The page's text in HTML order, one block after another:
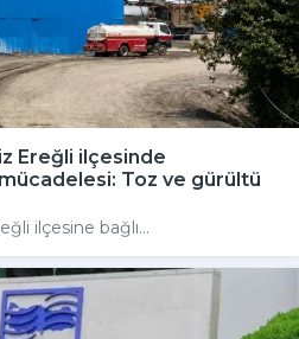
Ereğli ilçesinde
Toz ve gürültü
ilçesine bağlı...